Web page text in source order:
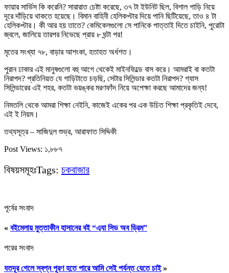
ফায়ার সার্ভিস কি করেনি? সারারাত চেষ্টা করেছে, ৩৭ টা ইউনিট ছিল, বিশাল গাড়ি নিয়ে
দূরে দাঁড়িয়ে থাকতে হয়েছে। বিমান বাহিনী হেলিকপ্টার দিয়ে পানি ছিটিয়েছে, তাও ৪ টা
হেলিকপ্টার। কী আর হয় তাতে? কেমিকেলগুলো সে পানিকে পাত্তাই দিতে চাইনি, পুরোটা
জ্বলে, জালিয়ে তারপর নিভেছে প্রায় ৮ ঘন্টা পর!
মৃতের সংখ্যা ৭৮, বাড়ার আশংকা, হতাহত অর্ধশত।
পুরান ঢাকার এই মানুষগুলো বহু আগে থেকেই মাইনফিল্ডে বাস করে। আমরাই বা কতটা
নিরাপদ? প্রতিনিয়ত যে গাড়িটাতে চড়ছি, সেটার সিলিন্ডার কতটা নিরাপদ? গ্যাস
সিলিন্ডারের এই শহর, কতটা ভয়ঙ্কর মরণফাঁদ নিয়ে অপেক্ষা করছে আমাদের জন্য!
নিমতলি থেকে আমরা শিক্ষা নেইনি, কাজেই একের পর এক উচিত শিক্ষা প্রকৃতিই দেবে,
এই ই নিয়ম।
তথ্যসূত্র – সাজিদুল শুভ্র, আরাফাত সিদ্দিকী
Post Views: ১,৮৮৭
বিষয়সমূহঃTags: চকবাজার
পূর্বের সংবাদ
« বইমেলায় মুত্তাকীন হাসানের বই “এ্যা সিড অব ড্রিম”
পরের সংবাদ
যতদূর গেলে স্বপ্ন পূরণ হতে পারে আমি সেই পর্যন্ত যেতে চাই»